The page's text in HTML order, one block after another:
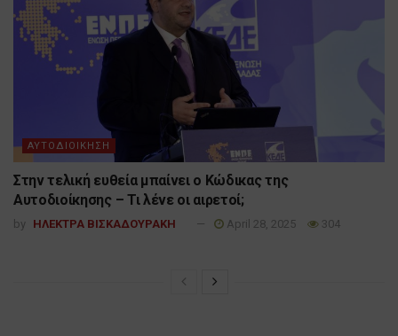
ΑΥΤΟΔΙΟΙΚΗΣΗ
Στην τελική ευθεία μπαίνει ο Κώδικας της
Αυτοδιοίκησης – Τι λένε οι αιρετοί;
by ΗΛΕΚΤΡΑ ΒΙΣΚΑΔΟΥΡΑΚΗ April 28, 2025 304